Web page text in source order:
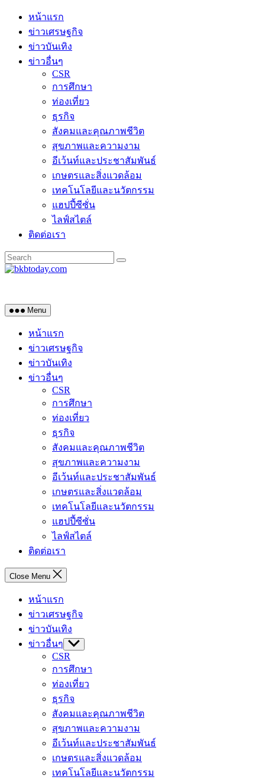
Skip
content
หน้าแรก
ข่าวเศรษฐกิจ
ข่าวบันเทิง
ข่าวอื่นๆ
CSR
การศึกษา
ท่องเที่ยว
ธุรกิจ
สังคมและคุณภาพชีวิต
สุขภาพและความงาม
อีเว้นท์และประชาสัมพันธ์
เกษตรและสิ่งแวดล้อม
เทคโนโลยีและนวัตกรรม
แฮปปี้ซีซั่น
ไลฟ์สไตล์
ติดต่อเรา
Menu
หน้าแรก
ข่าวเศรษฐกิจ
ข่าวบันเทิง
ข่าวอื่นๆ
CSR
การศึกษา
ท่องเที่ยว
ธุรกิจ
สังคมและคุณภาพชีวิต
สุขภาพและความงาม
อีเว้นท์และประชาสัมพันธ์
เกษตรและสิ่งแวดล้อม
เทคโนโลยีและนวัตกรรม
แฮปปี้ซีซั่น
ไลฟ์สไตล์
ติดต่อเรา
Close Menu
หน้าแรก
ข่าวเศรษฐกิจ
ข่าวบันเทิง
ข่าวอื่นๆ Show
sub
menu
CSR
การศึกษา
ท่องเที่ยว
ธุรกิจ
สังคมและคุณภาพชีวิต
สุขภาพและความงาม
อีเว้นท์และประชาสัมพันธ์
เกษตรและสิ่งแวดล้อม
เทคโนโลยีและนวัตกรรม